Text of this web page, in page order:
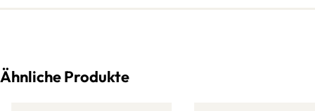
Ähnliche Produkte